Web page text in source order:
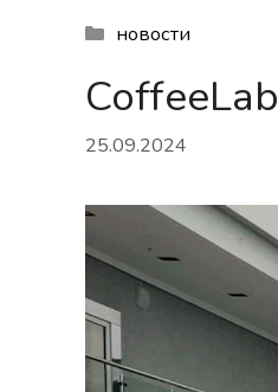
Рубрики
новости
CoffeeLab
25.09.2024